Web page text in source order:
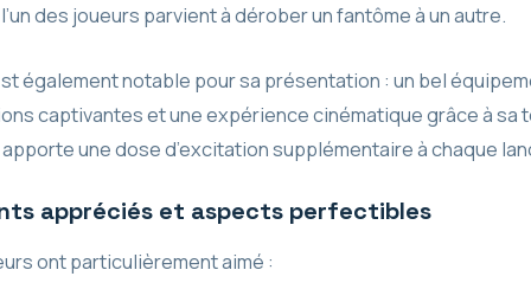
des joueurs parvient à dérober un fantôme à un autre.
également notable pour sa présentation : un bel
captivantes et une expérience cinématique grâce à sa
une dose d’excitation supplémentaire à chaque
appréciés et aspects perfectibles
ont particulièrement aimé :